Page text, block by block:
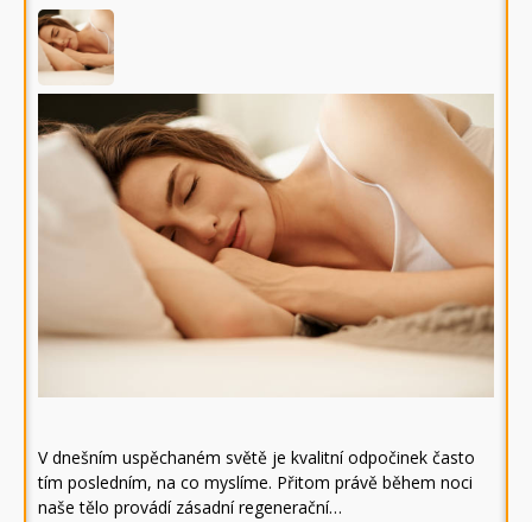
V dnešním uspěchaném světě je kvalitní odpočinek často
tím posledním, na co myslíme. Přitom právě během noci
naše tělo provádí zásadní regenerační…